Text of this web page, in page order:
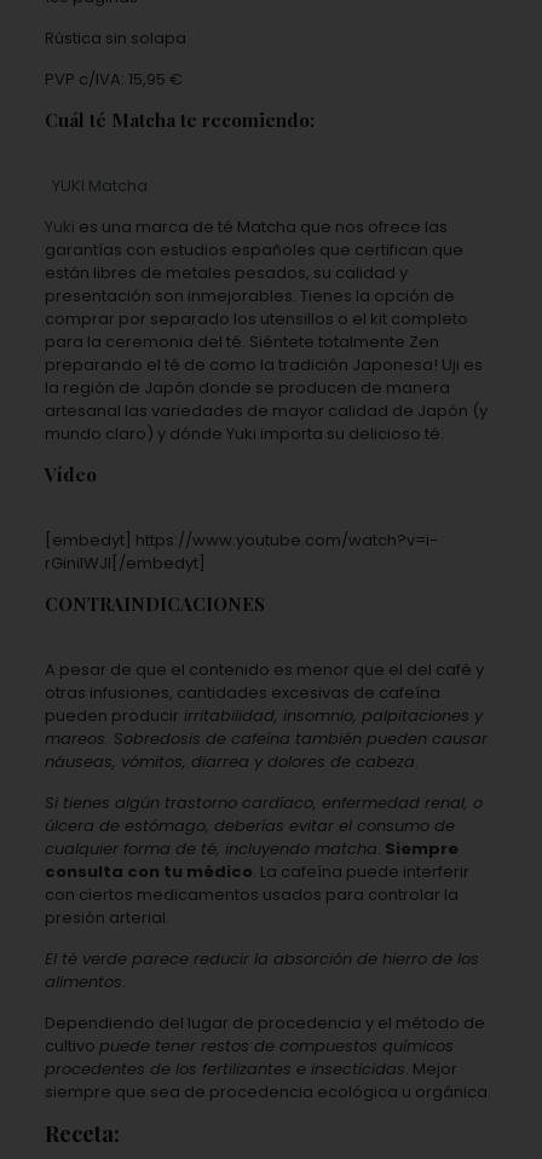
Rústica sin solapa
PVP c/IVA: 15,95 €
Cuál té Matcha te recomiendo:
YUKI Matcha
Yuki es una marca de té Matcha que nos ofrece las
garantías con estudios españoles que certifican que
están libres de metales pesados, su calidad y
presentación son inmejorables. Tienes la opción de
comprar por separado los utensillos o el kit completo
para la ceremonia del té. Siéntete totalmente Zen
preparando el té de como la tradición Japonesa! Uji es
la región de Japón donde se producen de manera
artesanal las variedades de mayor calidad de Japón (y
mundo claro) y dónde Yuki importa su delicioso té.
Vídeo
[embedyt] https://www.youtube.com/watch?v=i-
rGiniIWJI[/embedyt]
CONTRAINDICACIONES
A pesar de que el contenido es menor que el del café y
otras infusiones, cantidades excesivas de cafeína
pueden producir irritabilidad, insomnio, palpitaciones y
mareos. Sobredosis de cafeína también pueden causar
náuseas, vómitos, diarrea y dolores de cabeza.
Si tienes algún trastorno cardíaco, enfermedad renal, o
úlcera de estómago, deberías evitar el consumo de
cualquier forma de té, incluyendo matcha. Siempre
consulta con tu médico. La cafeína puede interferir
con ciertos medicamentos usados para controlar la
presión arterial.
El té verde parece reducir la absorción de hierro de los
alimentos.
Dependiendo del lugar de procedencia y el método de
cultivo puede tener restos de compuestos químicos
procedentes de los fertilizantes e insecticidas. Mejor
siempre que sea de procedencia ecológica u orgánica.
Receta: